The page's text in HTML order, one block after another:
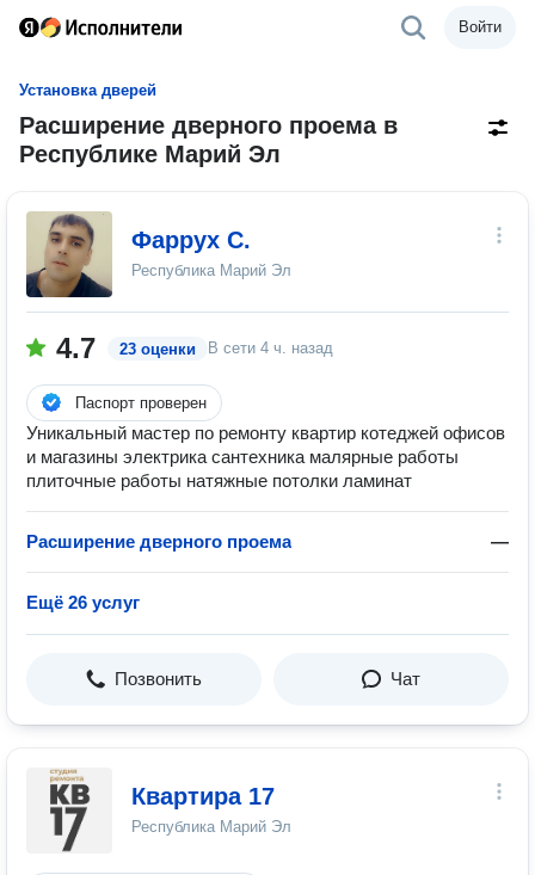
Войти
Установка дверей
Расширение дверного проема в
Республике Марий Эл
Фаррух С.
Республика Марий Эл
4.7 23 оценки В сети 4 ч. назад
Паспорт проверен
Уникальный мастер по ремонту квартир котеджей офисов
и магазины электрика сантехника малярные работы
плиточные работы натяжные потолки ламинат
Расширение дверного проема —
Ещё 26 услуг
Позвонить Чат
Квартира 17
Республика Марий Эл